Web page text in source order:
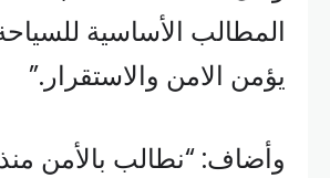
المطالب الأساسية
يؤمن الامن والاستقرار.”
وأضاف: “نطالب بالأمن